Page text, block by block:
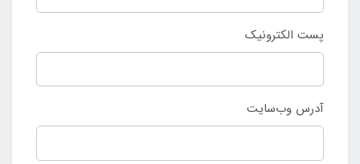
پست الکترونیک
آدرس وب‌سایت